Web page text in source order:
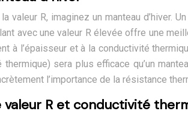
valeur R, imaginez un manteau d’hiver.
avec une valeur R élevée offre une
à l’épaisseur et à la conductivité
thermique) sera plus efficace qu’un
l’importance de la résistance
R et conductivité